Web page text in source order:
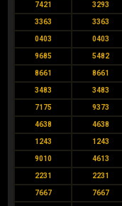
7421 3293
3363 3363
0403 0403
9685 5482
8661 8661
3483 3483
7175 9373
4638 4638
1243 1243
9010 4613
2231 2231
7667 7667